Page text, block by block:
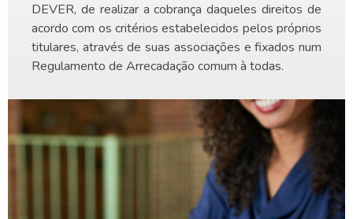
DEVER, de realizar a cobrança daqueles direitos de
acordo com os critérios estabelecidos pelos próprios
titulares, através de suas associações e fixados num
Regulamento de Arrecadação comum à todas.